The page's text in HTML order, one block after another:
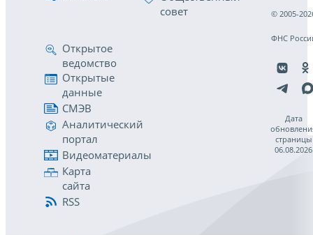
совет
Открытое
ведомство
Открытые
данные
СМЭВ
Аналитический
портал
Видеоматериалы
Карта
сайта
RSS
© 2005-
ФНС
Дата
страницы
06.08.2026